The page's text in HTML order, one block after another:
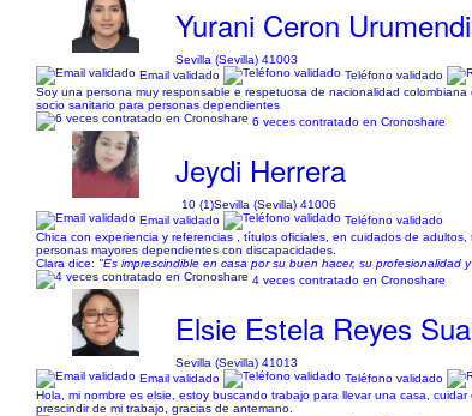
Yurani Ceron
Sevilla (Sevilla) 41003
Email validado
Teléfono validado
Soy una persona muy responsable e respetuosa de nacionalidad
socio sanitario para personas dependientes
6 veces contratado en Cronoshare
Jeydi Herrera
10 (1)Sevilla (Sevilla) 41006
Email validado
Teléfono validado
Chica con experiencia y referencias , títulos oficiales, en cuidados de
personas mayores dependientes con discapacidades.
Clara dice: "Es imprescindible en casa por su buen hacer, su profesionalidad
4 veces contratado en Cronoshare
Elsie Estela Reyes
Sevilla (Sevilla) 41013
Email validado
Teléfono validado
Hola, mi nombre es elsie, estoy buscando trabajo para llevar una casa,
prescindir de mi trabajo, gracias de antemano.